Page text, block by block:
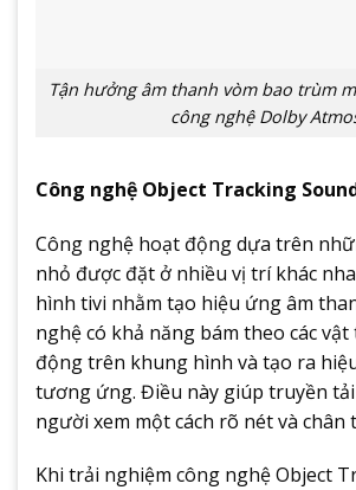
Tận hưởng âm thanh vòm bao trùm
công nghệ Dolby
Công nghệ Object Tracking
Công nghệ hoạt động dựa trên
nhỏ được đặt ở nhiều vị trí khác
hình tivi nhằm tạo hiệu ứng âm
nghệ có khả năng bám theo các vật
động trên khung hình và tạo ra
tương ứng. Điều này giúp truyền
người xem một cách rõ nét và chân
Khi trải nghiệm công nghệ Object